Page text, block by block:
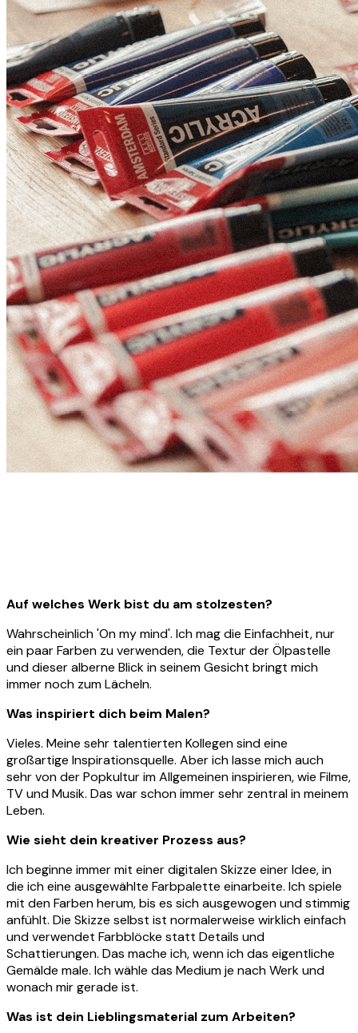
Auf welches Werk bist du am stolzesten?
Wahrscheinlich 'On my mind'. Ich mag die Einfachheit, nur
ein paar Farben zu verwenden, die Textur der Ölpastelle
und dieser alberne Blick in seinem Gesicht bringt mich
immer noch zum Lächeln.
Was inspiriert dich beim Malen?
Vieles. Meine sehr talentierten Kollegen sind eine
großartige Inspirationsquelle. Aber ich lasse mich auch
sehr von der Popkultur im Allgemeinen inspirieren, wie Filme,
TV und Musik. Das war schon immer sehr zentral in meinem
Leben.
Wie sieht dein kreativer Prozess aus?
Ich beginne immer mit einer digitalen Skizze einer Idee, in
die ich eine ausgewählte Farbpalette einarbeite. Ich spiele
mit den Farben herum, bis es sich ausgewogen und stimmig
anfühlt. Die Skizze selbst ist normalerweise wirklich einfach
und verwendet Farbblöcke statt Details und
Schattierungen. Das mache ich, wenn ich das eigentliche
Gemälde male. Ich wähle das Medium je nach Werk und
wonach mir gerade ist.
Was ist dein Lieblingsmaterial zum Arbeiten?